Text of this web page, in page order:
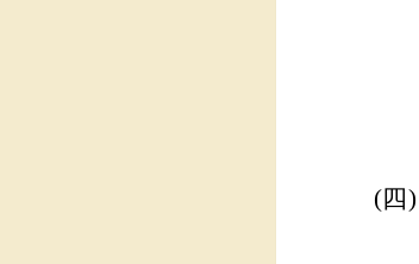
(四)